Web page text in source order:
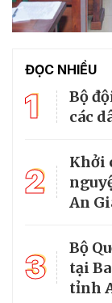
ĐỌC NHIỀU
1
Bộ
các
2
Khởi
An
3
Bộ
tại
tỉnh